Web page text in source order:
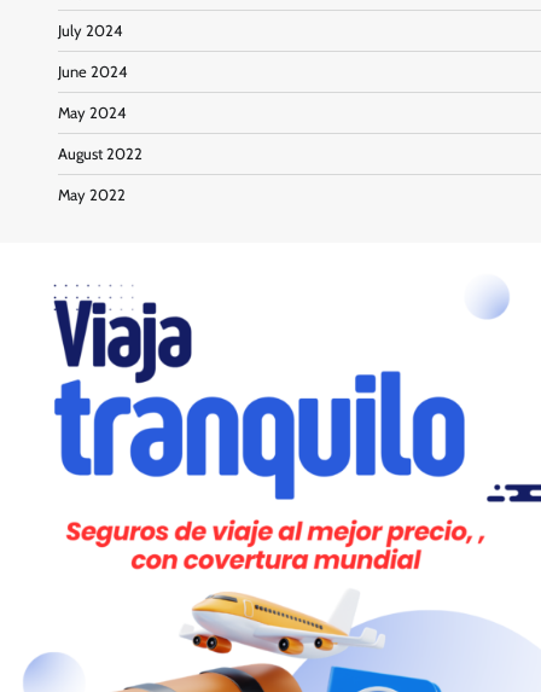
July 2024
June 2024
May 2024
August 2022
May 2022